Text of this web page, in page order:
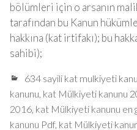
bölümleri için o arsanın
tarafından bu Kanun
hakkına (kat irtifakı); bu
sahibi);
634 sayili kat mulkiyeti
kanunu, kat Mülkiyeti kanunu
2016, kat Mülkiyeti kanunu en
kanunu Pdf, kat Mülkiyeti